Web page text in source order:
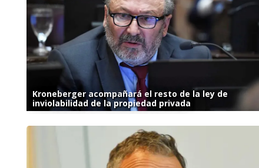
Kroneberger acompañará el resto de la ley de
inviolabilidad de la propiedad privada